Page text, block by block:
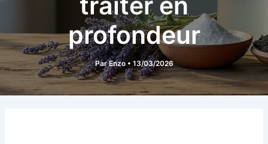
profondeur
ParEnzo• 13/03/2026